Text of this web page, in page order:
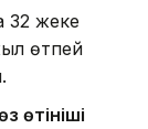
32 жеке
өтпей
өтініші